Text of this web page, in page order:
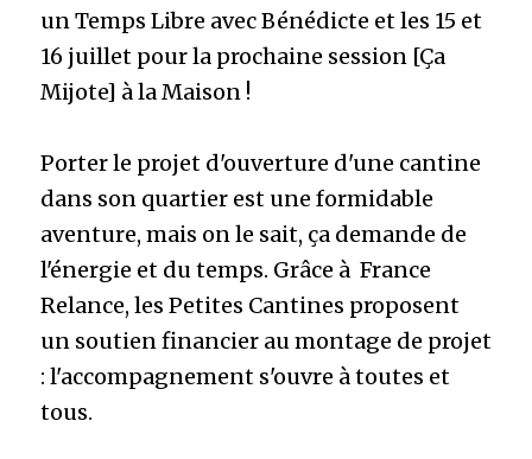
un Temps Libre avec Bénédicte et les 15 et
16 juillet pour la prochaine session [Ça
Mijote] à la Maison !
Porter le projet d'ouverture d'une cantine
dans son quartier est une formidable
aventure, mais on le sait, ça demande de
l'énergie et du temps. Grâce à  France
Relance, les Petites Cantines proposent
un soutien financier au montage de projet
: l'accompagnement s'ouvre à toutes et
tous.